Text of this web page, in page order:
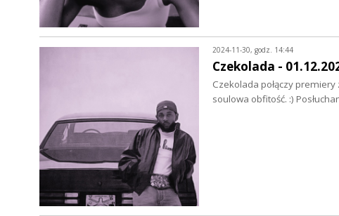
2024-11-30, godz. 14:44
Czekolada -
Czekolada połączy
soulowa obfitość. :)